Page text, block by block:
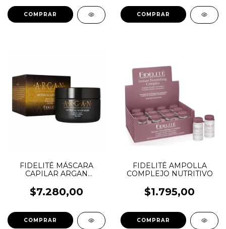
FIDELITÉ MÁSCARA
CAPILAR ARGAN
$7.280,00
COMPRAR
FIDELITÉ AMPOLLA
COMPLEJO NUTRITIVO
$1.795,00